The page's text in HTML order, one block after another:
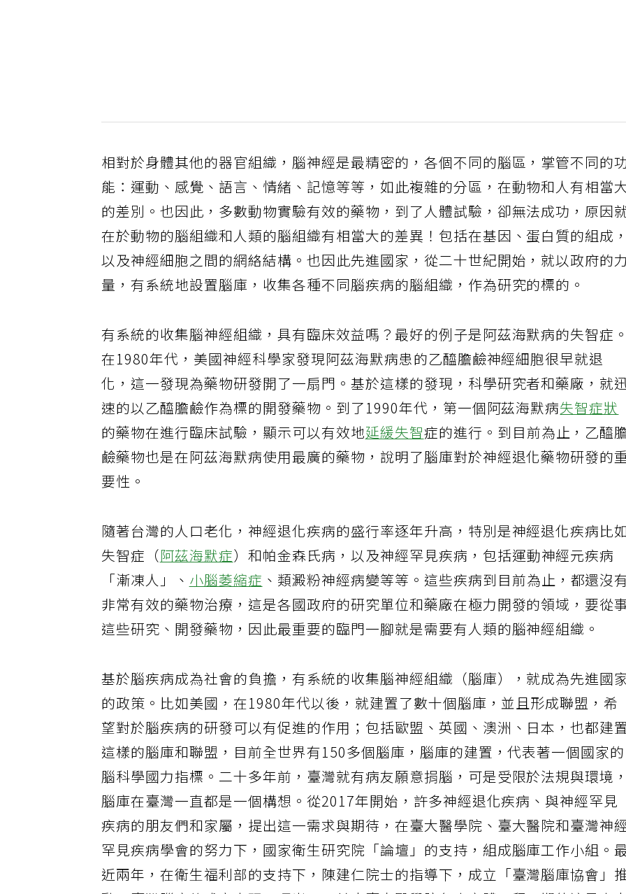
相對於身體其他的器官組織，腦神經是最精密的，各個不同的腦區，掌管不同的
能：運動、感覺、語言、情緒、記憶等等，如此複雜的分區，在動物和人有相當
的差別。也因此，多數動物實驗有效的藥物，到了人體試驗，卻無法成功，原因
在於動物的腦組織和人類的腦組織有相當大的差異！包括在基因、蛋白質的組成，
以及神經細胞之間的網絡結構。也因此先進國家，從二十世紀開始，就以政府的力
量，有系統地設置腦庫，收集各種不同腦疾病的腦組織，作為研究的標的。
有系統的收集腦神經組織，具有臨床效益嗎？最好的例子是阿茲海默病的失智症。
在1980年代，美國神經科學家發現阿茲海默病患的乙醯膽鹼神經細胞很早就退
化，這一發現為藥物研發開了一扇門。基於這樣的發現，科學研究者和藥廠，就
速的以乙醯膽鹼作為標的開發藥物。到了1990年代，第一個阿茲海默病失智症狀
的藥物在進行臨床試驗，顯示可以有效地延緩失智症的進行。到目前為止，乙醯
鹼藥物也是在阿茲海默病使用最廣的藥物，說明了腦庫對於神經退化藥物研發的
要性。
隨著台灣的人口老化，神經退化疾病的盛行率逐年升高，特別是神經退化疾病比
失智症（阿茲海默症）和帕金森氏病，以及神經罕見疾病，包括運動神經元疾病
「漸凍人」、小腦萎縮症 、類澱粉神經病變等等。這些疾病到目前為止，都還沒有
非常有效的藥物治療，這是各國政府的研究單位和藥廠在極力開發的領域，要從事
這些研究、開發藥物，因此最重要的臨門一腳就是需要有人類的腦神經組織。
基於腦疾病成為社會的負擔，有系統的收集腦神經組織（腦庫），就成為先進國
的政策。比如美國，在1980年代以後，就建置了數十個腦庫，並且形成聯盟，希
望對於腦疾病的研發可以有促進的作用；包括歐盟、英國、澳洲、日本，也都建
這樣的腦庫和聯盟，目前全世界有150多個腦庫，腦庫的建置，代表著一個國家的
腦科學國力指標。二十多年前，臺灣就有病友願意捐腦，可是受限於法規與環境，
腦庫在臺灣一直都是一個構想。從2017年開始，許多神經退化疾病、與神經罕見
疾病的朋友們和家屬，提出這一需求與期待，在臺大醫學院、臺大醫院和臺灣神
罕見疾病學會的努力下，國家衛生研究院「論壇」的支持，組成腦庫工作小組。
近兩年，在衛生福利部的支持下，陳建仁院士的指導下，成立「臺灣腦庫協會」